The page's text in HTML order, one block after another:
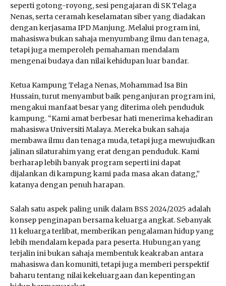
seperti gotong-royong, sesi pengajaran di SK Telaga
Nenas, serta ceramah keselamatan siber yang diadakan
dengan kerjasama IPD Manjung. Melalui program ini,
mahasiswa bukan sahaja menyumbang ilmu dan tenaga,
tetapi juga memperoleh pemahaman mendalam
mengenai budaya dan nilai kehidupan luar bandar.
Ketua Kampung Telaga Nenas, Mohammad Isa Bin
Hussain, turut menyambut baik penganjuran program ini,
mengakui manfaat besar yang diterima oleh penduduk
kampung. “Kami amat berbesar hati menerima kehadiran
mahasiswa Universiti Malaya. Mereka bukan sahaja
membawa ilmu dan tenaga muda, tetapi juga mewujudkan
jalinan silaturahim yang erat dengan penduduk. Kami
berharap lebih banyak program seperti ini dapat
dijalankan di kampung kami pada masa akan datang,”
katanya dengan penuh harapan.
Salah satu aspek paling unik dalam BSS 2024/2025 adalah
konsep penginapan bersama keluarga angkat. Sebanyak
11 keluarga terlibat, memberikan pengalaman hidup yang
lebih mendalam kepada para peserta. Hubungan yang
terjalin ini bukan sahaja membentuk keakraban antara
mahasiswa dan komuniti, tetapi juga memberi perspektif
baharu tentang nilai kekeluargaan dan kepentingan